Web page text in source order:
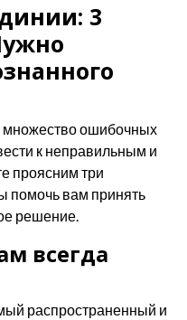
3
множество ошибочных
к неправильным и
проясним три
помочь вам принять
решение.
всегда
распространенный и